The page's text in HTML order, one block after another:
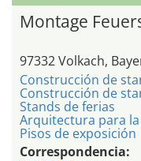
Montage
97332 Volkach,
Construcción de
Construcción de
Stands de ferias
Arquitectura para
Pisos de exposición
Correspondencia: